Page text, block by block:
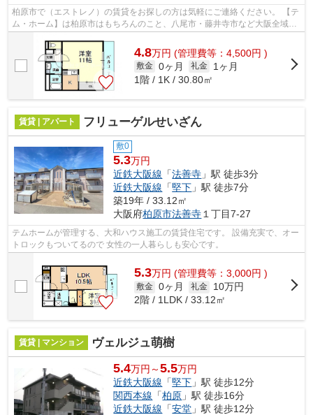
柏原市で（エストレノ）の賃貸をお探しの方は気軽にご連絡ください。 【テ
ム・ホーム】は柏原市はもちろんのこと、八尾市・藤井寺市など大阪全域の
4.8万円 (管理費等：4,500円 )
敷金 0ヶ月 礼金
1ヶ月
1階 / 1K / 30.80㎡
賃貸 | アパート フリューゲルせいざん
敷0
5.3万円
近鉄大阪線 「法善寺 」駅 徒歩3分
近鉄大阪線 「堅下 」駅 徒歩7分
築19年 / 33.12㎡
大阪府柏原市法善寺 １丁目7-27
テムホームが管理する、大和ハウス施工の賃貸住宅です。 設備充実で、オー
トロックもついてるので 女性の一人暮らしも安心です。
5.3万円 (管理費等：3,000円 )
敷金 0ヶ月 礼金
10万円
2階 / 1LDK / 33.12㎡
賃貸 | マンション ヴェルジュ萌樹
5.4万円～5.5万円
近鉄大阪線 「堅下 」駅 徒歩12分
関西本線 「柏原 」駅 徒歩16分
近鉄大阪線 「安堂 」駅 徒歩12分